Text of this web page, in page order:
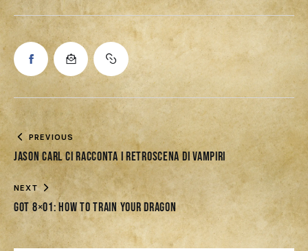
PREVIOUS
Jason Carl ci racconta i retroscena di Vampiri
NEXT
GOT 8×01: How to Train your dragon